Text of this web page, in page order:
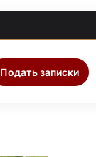
Подать записки